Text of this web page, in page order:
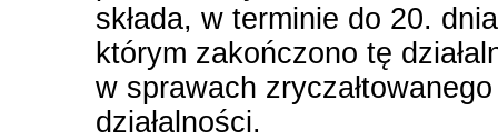
składa, w terminie do 20.
którym zakończono tę
w sprawach
działalności.